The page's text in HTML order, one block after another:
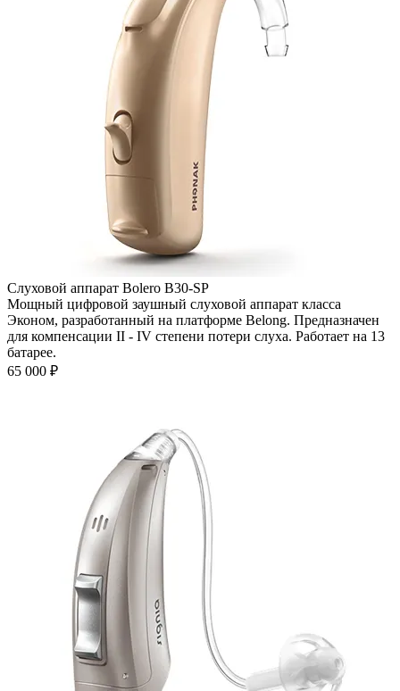
Слуховой аппарат Bolero B30-SP
Мощный цифровой заушный слуховой аппарат класса
Эконом, разработанный на платформе Belong. Предназначен
для компенсации II - IV степени потери слуха. Работает на 13
батарее.
65 000 ₽